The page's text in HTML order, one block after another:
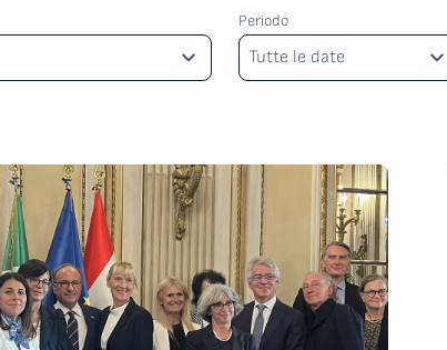
Periodo
Periodo
Tutte le date